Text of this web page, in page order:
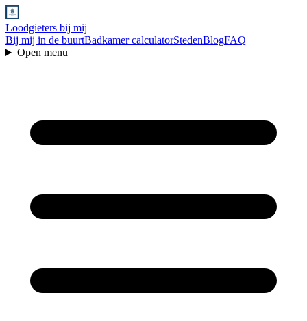
Loodgieters bij mij
Bij mij in de buurtBadkamer calculatorStedenBlogFAQ
Open menu